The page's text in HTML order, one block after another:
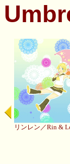
リンレン／Rin &